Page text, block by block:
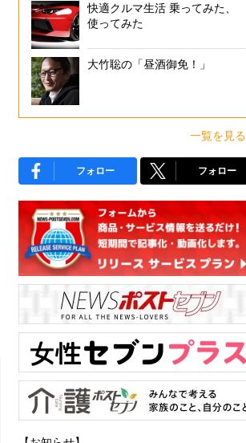
快適クルマ生活 乗ってみた、
使ってみた
大竹聡の「昼酒御免！」
一覧を見る
フォロー フォロー